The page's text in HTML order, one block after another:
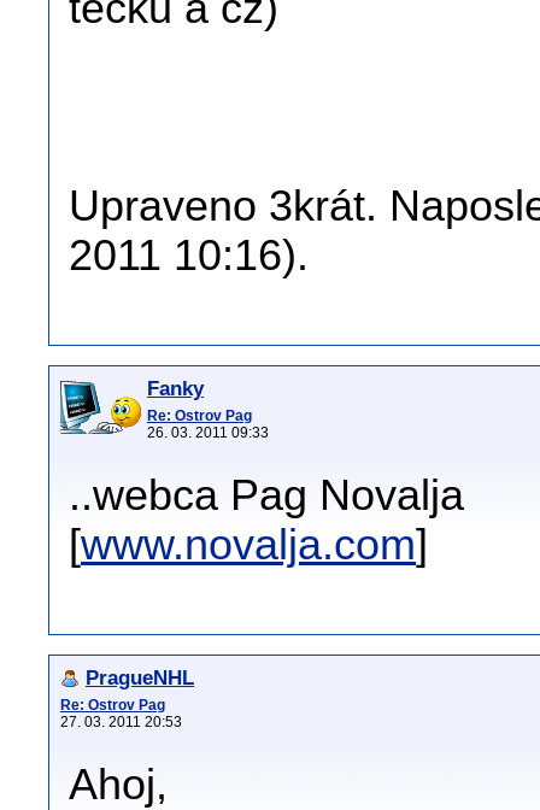
Upraveno 3krát.
2011 10:16).
Fanky
Re: Ostrov Pag
26. 03. 2011 09:33
..webca Pag Novalja
[www.novalja.com]
PragueNHL
Re: Ostrov Pag
27. 03. 2011 20:53
Ahoj,